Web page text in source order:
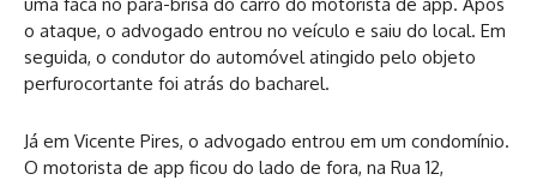
o ataque, o advogado entrou no veículo e saiu do local. Em
seguida, o condutor do automóvel atingido pelo objeto
perfurocortante foi atrás do bacharel.
Já em Vicente Pires, o advogado entrou em um condomínio.
O motorista de app ficou do lado de fora, na Rua 12,